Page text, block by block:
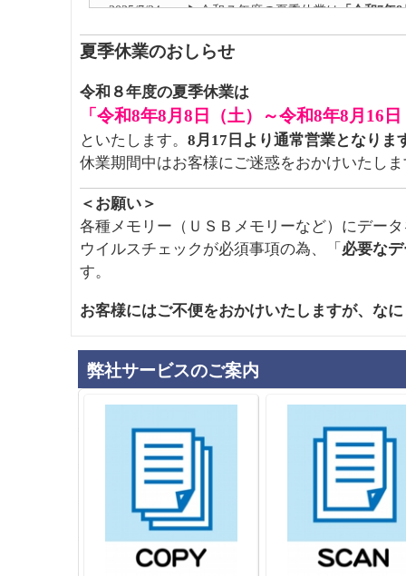
2025/7/24 ▶令和７年度の夏季休業は「令和7年
2024/12/6 ▶年末年始休業は「令和6年１２月２
2025/4/17 ▶GW休業は
2024/12/6 ▶年末年始休業は「令和6年１２月２
2024/04/22 ▶GW期間は暦通りの通常営業となり
2023/12/04 ▶年末年始休業は「令和５年１２月
2023/10/02 ▶インボイスに合わせ価格表の表記
2023/08/01 ▶令和5年の夏季休業のおしらせ
2023/05/23 ▶マイクロ写真・アパチュアカード
2023/03/06 ▶４月より資材等の高騰のため一部
2022/12/01 ▶年末年始休業のおしらせ（12/29～
2022/08/08 ▶資材高騰の為、価格変更を適時変
2022/08/05 を設置しまし
▶ 設置しま
2022/07/21 ▶夏季休業のご案内 「8/11（木）～
2022/03/07 ▶ＧＷの休業のご案内 「4/29（金）
夏季休業のおしらせ
令和８年度の夏季休業は
「令和8年8月8日（土）～令和8年8月16
といたします。 8月17日より通常営業となりま
休業期間中はお客様にご迷惑をおかけいたし
＜お願い＞
各種メモリー（ＵＳＢメモリーなど）にデー
ウイルスチェックが必須事項の為、「 必要な
す。
お客様にはご不便をおかけいたしますが、な
弊社サービスのご案内